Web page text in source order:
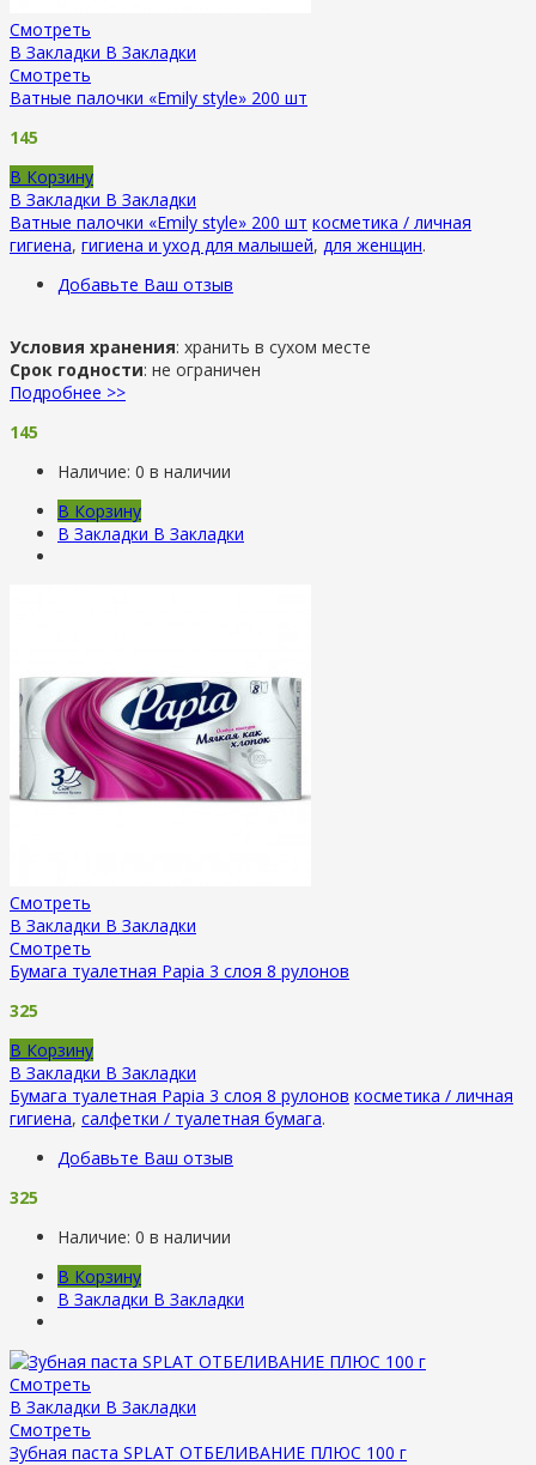
Смотреть
В Закладки В Закладки
Смотреть
Ватные палочки «Emily style» 200 шт
145
В Корзину
В Закладки В Закладки
Ватные палочки «Emily style» 200 шт косметика / личная
гигиена, гигиена и уход для малышей, для женщин.
Добавьте Ваш отзыв
Условия хранения: хранить в сухом месте
Срок годности: не ограничен
Подробнее >>
145
Наличие: 0 в наличии
В Корзину
В Закладки В Закладки
Смотреть
В Закладки В Закладки
Смотреть
Бумага туалетная Papia 3 слоя 8 рулонов
325
В Корзину
В Закладки В Закладки
Бумага туалетная Papia 3 слоя 8 рулонов косметика / личная
гигиена, салфетки / туалетная бумага.
Добавьте Ваш отзыв
325
Наличие: 0 в наличии
В Корзину
В Закладки В Закладки
Смотреть
В Закладки В Закладки
Смотреть
Зубная паста SPLAT ОТБЕЛИВАНИЕ ПЛЮС 100 г